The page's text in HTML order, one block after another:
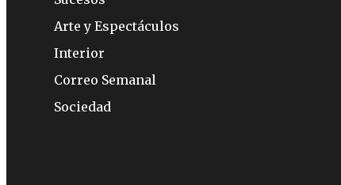
Arte y Espectáculos
Interior
Correo Semanal
Sociedad